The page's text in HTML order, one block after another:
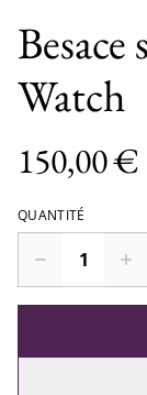
Watch
150,00 €
QUANTITÉ